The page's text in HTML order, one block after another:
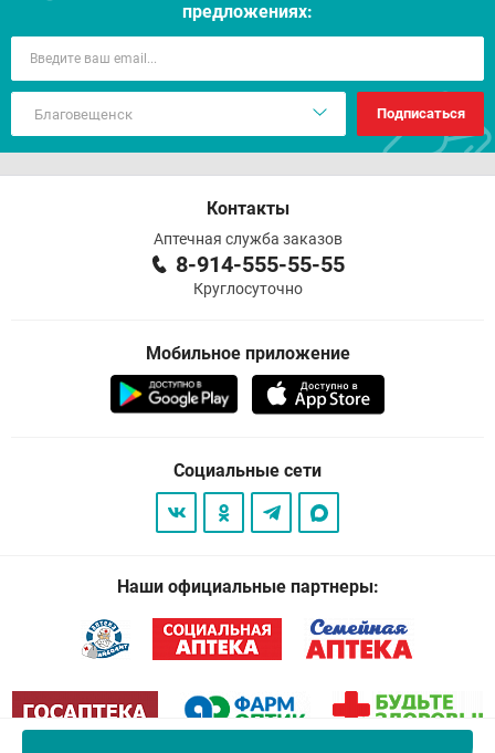
предложениях:
Подписаться
Контакты
Аптечная служба заказов
8-914-555-55-55
Круглосуточно
Мобильное приложение
Социальные сети
Наши официальные партнеры: